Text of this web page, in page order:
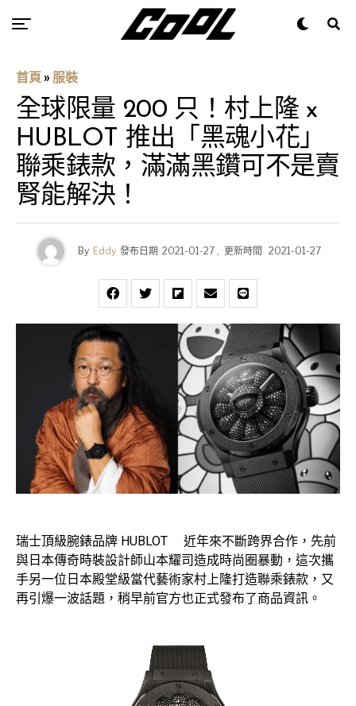
首頁 » 服裝
全球限量 200 只！村上隆 x
HUBLOT 推出「黑魂小花」
聯乘錶款，滿滿黑鑽可不是賣
腎能解決！
By Eddy 發布日期 2021-01-27 , 更新時間 2021-01-27
瑞士頂級腕錶品牌 HUBLOT 近年來不斷跨界合作，先前
與日本傳奇時裝設計師山本耀司造成時尚圈暴動，這次攜
手另一位日本殿堂級當代藝術家村上隆打造聯乘錶款，又
再引爆一波話題，稍早前官方也正式發布了商品資訊。